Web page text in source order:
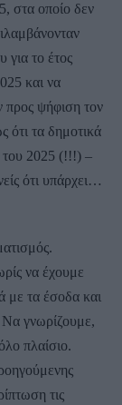
στα οποίο δεν
για το έτος
και να
προς ψήφιση τον
ότι τα δημοτικά
του 2025 (!!!) –
ότι υπάρχει…
να έχουμε
με τα έσοδα και
γνωρίζουμε,
πλαίσιο.
τις